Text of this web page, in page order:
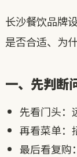
长沙餐饮品牌
是否合适、为
一、先判断
先看门头：
再看菜单：
最后看复购